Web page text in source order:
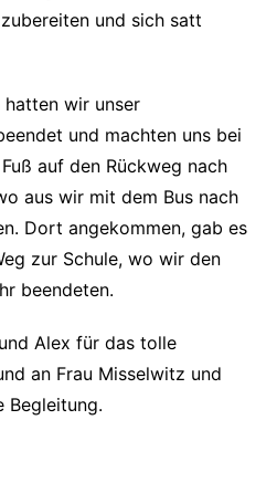
und sich satt
wir unser
und machten uns bei
auf den Rückweg nach
aus wir mit dem Bus nach
Dort angekommen, gab es
zur Schule, wo wir den
beendeten.
Alex für das tolle
an Frau Misselwitz und
Begleitung.